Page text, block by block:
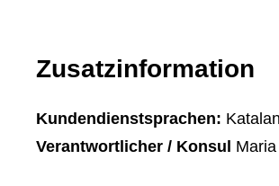
Zusatzinformation
Kundendienstsprachen:
Verantwortlicher / Konsul